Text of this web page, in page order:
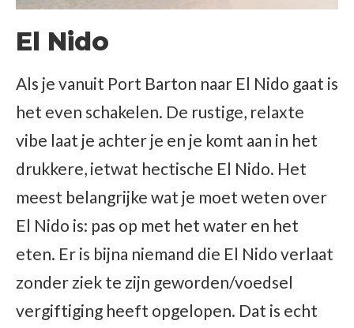
El Nido
Als je vanuit Port Barton naar El Nido gaat is
het even schakelen. De rustige, relaxte
vibe laat je achter je en je komt aan in het
drukkere, ietwat hectische El Nido. Het
meest belangrijke wat je moet weten over
El Nido is: pas op met het water en het
eten. Er is bijna niemand die El Nido verlaat
zonder ziek te zijn geworden/voedsel
vergiftiging heeft opgelopen. Dat is echt